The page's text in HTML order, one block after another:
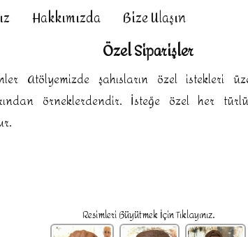
Hakkımızda Bize Ulaşın
Özel Siparişler
Atölyemizde şahısların özel istekleri
örneklerdendir. İsteğe özel her türlü
Resimleri Büyütmek İçin Tıklayınız.